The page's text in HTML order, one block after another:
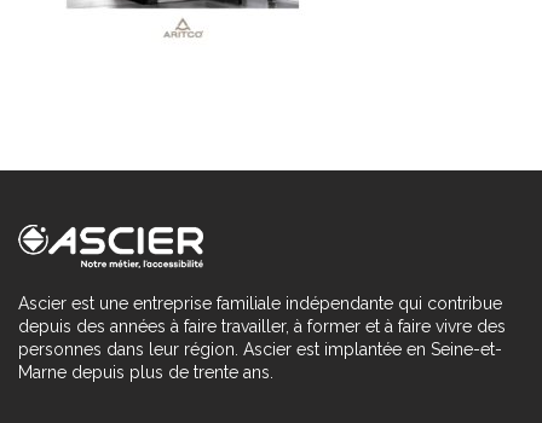
Ascier est une entreprise familiale indépendante qui contribue
depuis des années à faire travailler, à former et à faire vivre des
personnes dans leur région. Ascier est implantée en Seine-et-
Marne depuis plus de trente ans.